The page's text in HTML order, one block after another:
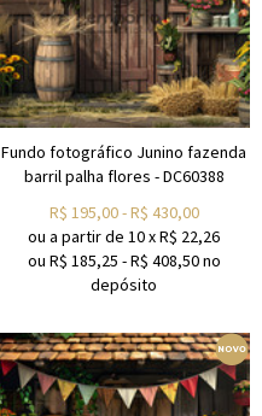
Fundo fotográfico Junino fazenda
barril palha flores - DC60388
R$ 195,00-R$ 430,00
ou a partir de 10xR$ 22,26
ou R$ 185,25 -R$ 408,50no
depósito